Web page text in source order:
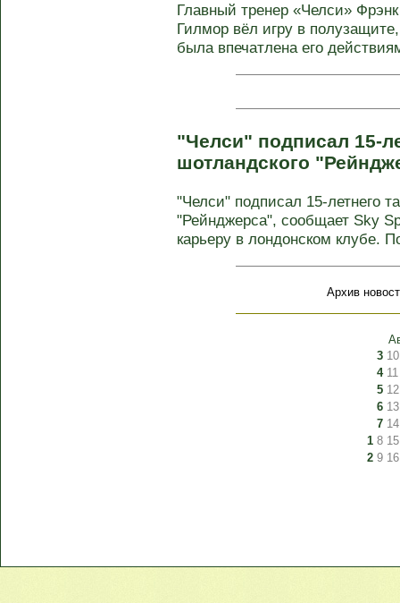
Главный тренер «Челси»
Гилмор вёл игру в
была впечатлена его
"Челси" подписал 15-
шотландского
"Челси" подписал 15-летнего
"Рейнджерса", сообщает Sky
карьеру в лондонском клубе.
Архив
3 10
4 11
5 12
6 13
7 14
1 8 15
2 9 16